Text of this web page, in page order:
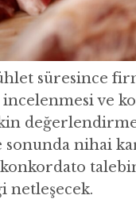
süresince
ve
sonunda nihai
netleşecek.